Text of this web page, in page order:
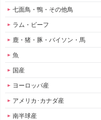
七面鳥・鴨・その他鳥
ラム・ビーフ
鹿・猪・豚・バイソン・馬
魚
国産
ヨーロッパ産
アメリカ･カナダ産
南半球産